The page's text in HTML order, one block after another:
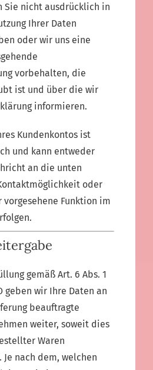
Sie nicht ausdrücklich in
Ihrer Daten
oder wir uns eine
vorbehalten, die
ist und über die wir
informieren.
Kundenkontos ist
und kann entweder
an die unten
oder
Funktion im
gemäß Art. 6 Abs. 1
geben wir Ihre Daten an
beauftragte
weiter, soweit dies
Waren
nach dem, welchen